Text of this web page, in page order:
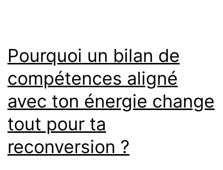
Pourquoi un bilan de
compétences aligné
avec ton énergie change
tout pour ta
reconversion ?